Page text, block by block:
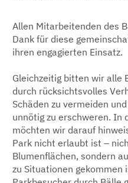
Allen Mitarbeitenden des
Dank für diese
ihren engagierten Einsatz.
Gleichzeitig bitten wir alle
durch rücksichtsvolles
Schäden zu vermeiden
unnötig zu erschweren. In
möchten wir darauf
Park nicht erlaubt ist –
Blumenflächen, sondern
zu Situationen gekommen